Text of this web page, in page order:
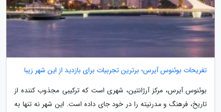
تفریحات بوئنوس آیرس؛ برترین تجربیات برای بازدید از این شهر زیبا
بوئنوس آیرس، مرکز آرژانتین، شهری است که ترکیبی مجذوب کننده از
تاریخ، فرهنگ و مدرنیته را در خود جای داده است. این شهر نه تنها به